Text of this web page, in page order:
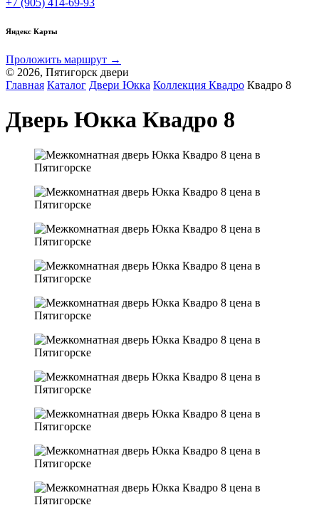
+7 (905) 414-69-93
Яндекс Карты
Проложить маршрут →
© 2026, Пятигорск двери
Главная Каталог Двери Юкка Коллекция Квадро Квадро 8
Дверь Юкка Квадро 8